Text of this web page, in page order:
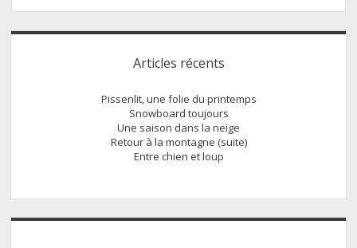
et
loup
Sidebar
Articles récents
Pissenlit, une folie du printemps
Snowboard toujours
Une saison dans la neige
Retour à la montagne (suite)
Entre chien et loup